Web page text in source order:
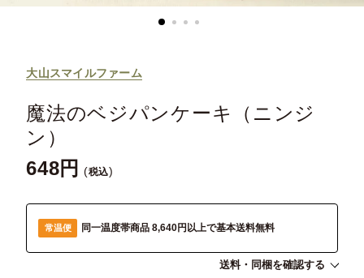
大山スマイルファーム
魔法のベジパンケーキ（ニンジ
ン）
648 税込
常温便 同一温度帯商品 8,640円以上で基本送料無料
送料・同梱を確認する